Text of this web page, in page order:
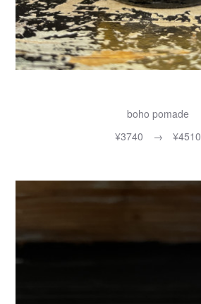
boho pomade
¥3740 → ¥4510